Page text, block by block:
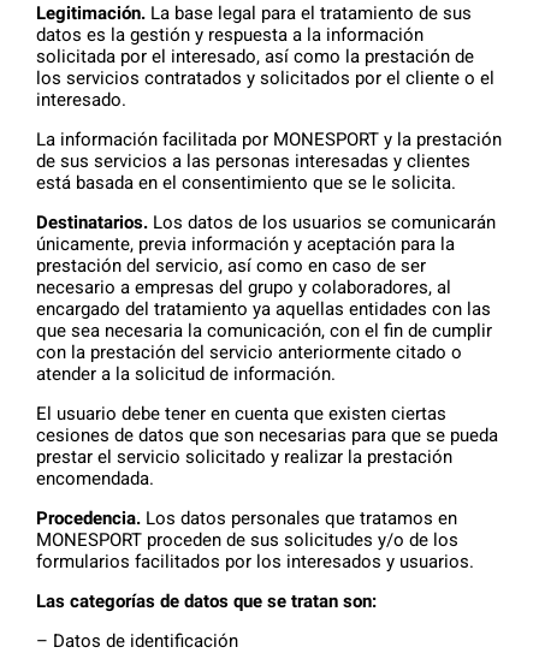
Legitimación. La base legal para el tratamiento de sus
datos es la gestión y respuesta a la información
solicitada por el interesado, así como la prestación de
los servicios contratados y solicitados por el cliente o el
interesado.
La información facilitada por MONESPORT y la prestación
de sus servicios a las personas interesadas y clientes
está basada en el consentimiento que se le solicita.
Destinatarios. Los datos de los usuarios se comunicarán
únicamente, previa información y aceptación para la
prestación del servicio, así como en caso de ser
necesario a empresas del grupo y colaboradores, al
encargado del tratamiento ya aquellas entidades con las
que sea necesaria la comunicación, con el fin de cumplir
con la prestación del servicio anteriormente citado o
atender a la solicitud de información.
El usuario debe tener en cuenta que existen ciertas
cesiones de datos que son necesarias para que se pueda
prestar el servicio solicitado y realizar la prestación
encomendada.
Procedencia. Los datos personales que tratamos en
MONESPORT proceden de sus solicitudes y/o de los
formularios facilitados por los interesados ​​y usuarios.
Las categorías de datos que se tratan son:
– Datos de identificación